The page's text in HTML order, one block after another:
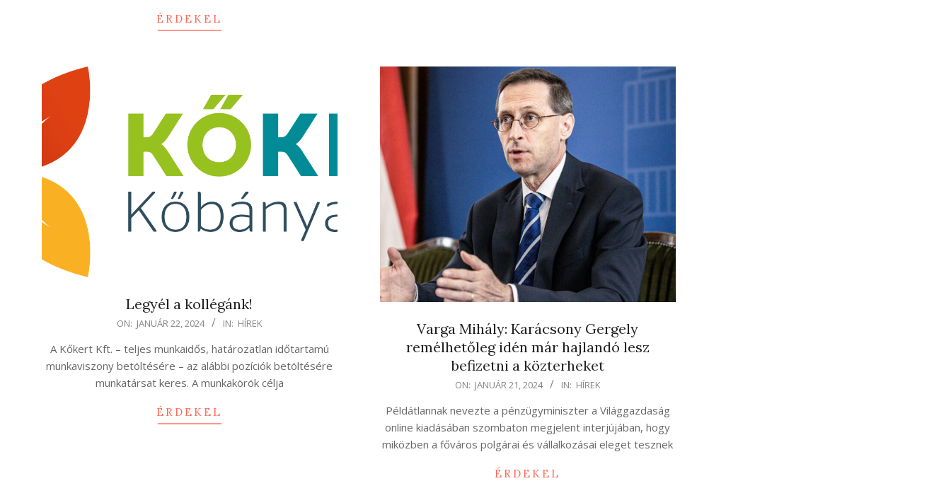
ÉRDEKEL
Legyél a kollégánk!
22
ON: JANUÁR 22, 2024 IN: HÍREK
A Kőkert Kft. – teljes munkaidős, határozatlan időtartamú
munkaviszony betöltésére – az alábbi pozíciók betöltésére
munkatársat keres. A munkakörök célja
ÉRDEKEL
Varga Mihály: Karácsony Gergely
remélhetőleg idén már hajlandó lesz
befizetni a közterheket
21
ON: JANUÁR 21, 2024 IN: HÍREK
Példátlannak nevezte a pénzügyminiszter a Világgazdaság
online kiadásában szombaton megjelent interjújában, hogy
miközben a főváros polgárai és vállalkozásai eleget tesznek
ÉRDEKEL